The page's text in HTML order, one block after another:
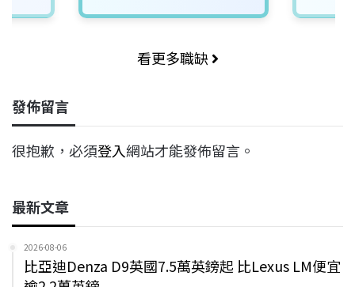
看更多職缺
發佈留言
很抱歉，必須登入網站才能發佈留言。
最新文章
2026-08-06
比亞迪Denza D9英國7.5萬英鎊起 比Lexus LM便宜